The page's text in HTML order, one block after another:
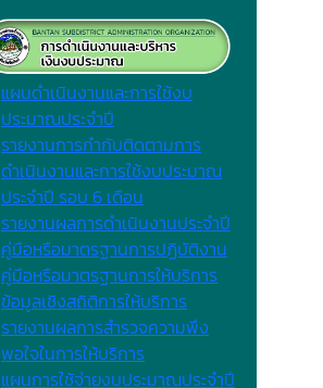
แผนดำเนินงานและการใช้งบ
ประมาณประจำปี
รายงานการกำกับติดตามการ
ดำเนินงานและการใช้งบประมาณ
ประจำปี รอบ 6 เดือน
รายงานผลการดำเนินงานประจำปี
คู่มือหรือมาตรฐานการปฏิบัติงาน
คู่มือหรือมาตรฐานการให้บริการ
ข้อมูลเชิงสถิติการให้บริการ
รายงานผลการสำรวจความพึง
พอใจในการให้บริการ
แผนการใช้จ่ายงบประมาณประจำปี